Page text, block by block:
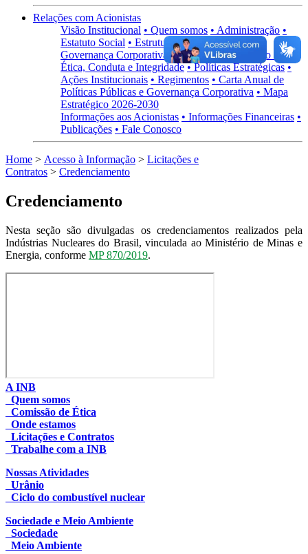
Relações com Acionistas
Visão Institucional • Quem somos • Administração •
Estatuto Social • Estrutura Acionária
Governança Corporativa • Visão Geral • Código de
Ética, Conduta e Integridade • Políticas Estratégicas •
Ações Institucionais • Regimentos • Carta Anual de
Políticas Públicas e Governança Corporativa • Mapa
Estratégico 2026-2030
Informações aos Acionistas • Informações Financeiras •
Publicações • Fale Conosco
Home > Acesso à Informação > Licitações e
Contratos > Credenciamento
Credenciamento
Nesta seção são divulgadas os credenciamentos realizados pela
Indústrias Nucleares do Brasil, vinculada ao Ministério de Minas e
Energia, conforme MP 870/2019.
A INB
Quem somos
Comissão de Ética
Onde estamos
Licitações e Contratos
Trabalhe com a INB
Nossas Atividades
Urânio
Ciclo do combustível nuclear
Sociedade e Meio Ambiente
Sociedade
Meio Ambiente